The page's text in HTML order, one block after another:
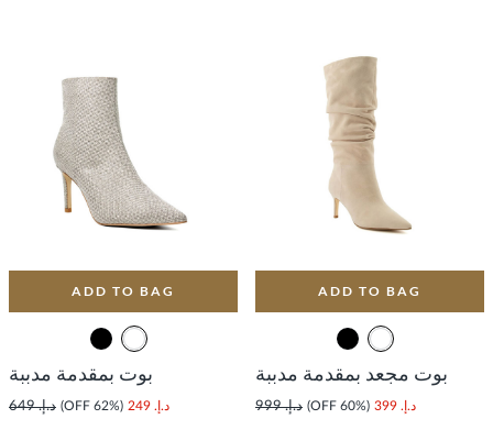
ADD TO BAG
بوت مجعد بمقدمة مدببة
د.إ. 399 (60% OFF) د.إ. 999
ADD TO BAG
بوت بمقدمة مدببة
د.إ. 249 (62% OFF) د.إ. 649